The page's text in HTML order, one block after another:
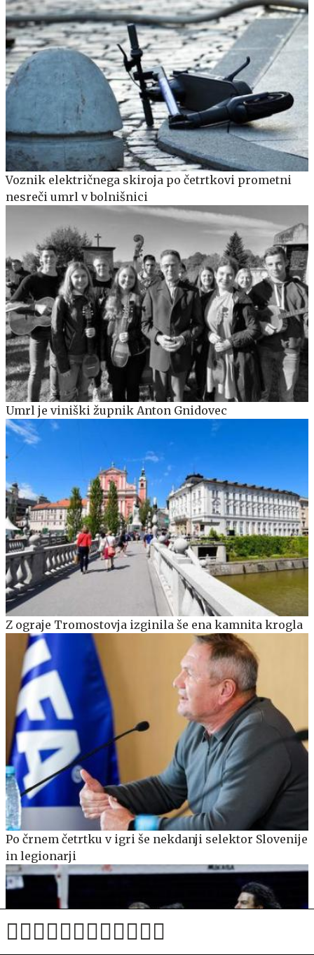
Voznik električnega skiroja po četrtkovi prometni
nesreči umrl v bolnišnici
Umrl je viniški župnik Anton Gnidovec
Z ograje Tromostovja izginila še ena kamnita krogla
Po črnem četrtku v igri še nekdanji selektor Slovenije
in legionarji